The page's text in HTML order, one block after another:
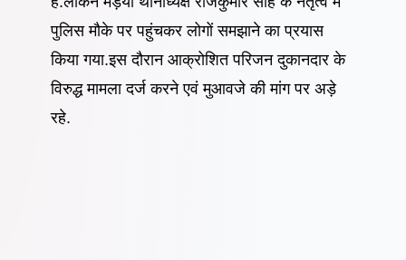
पुलिस मौके पर पहुंचकर लोगों समझाने का प्रयास
किया गया.इस दौरान आक्रोशित परिजन दुकानदार के
विरुद्ध मामला दर्ज करने एवं मुआवजे की मांग पर अड़े
रहे.